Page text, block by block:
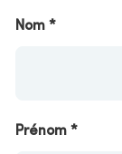
Nom *
Prénom *